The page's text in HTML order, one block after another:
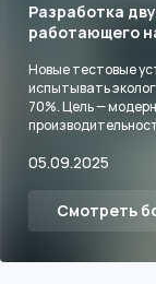
Разработка
работающего
Новые тестовые
испытывать
70%. Цель —
05.09.2025
Смотреть